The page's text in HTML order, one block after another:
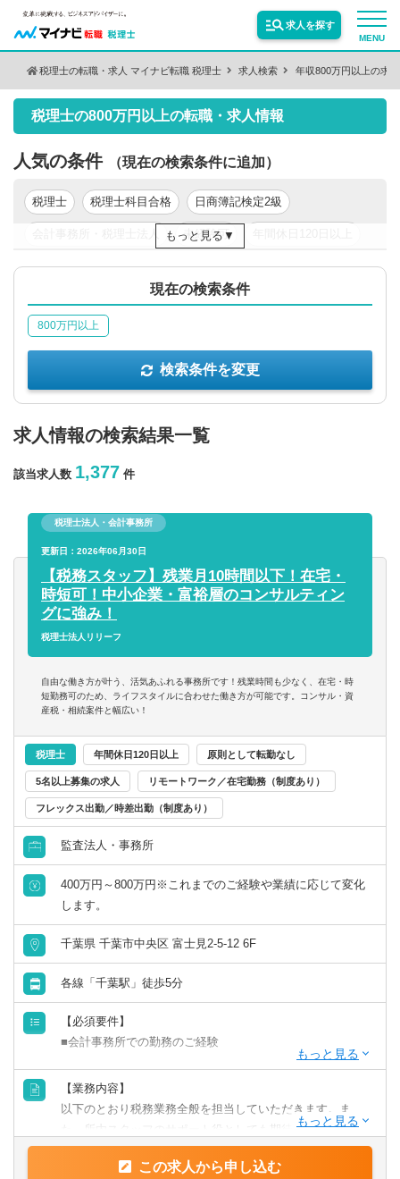
MENU
求人を探す
サービス紹介
転職お役立ち情報
業界情報
求人情報
税理士の転職・求人 マイナビ転職 税理士 求人検索 年収800万円以上の求人
税理士の800万円以上の転職・求人情報
人気の条件 （現在の検索条件に追加）
税理士 税理士科目合格 日商簿記検定2級
未経験可
新卒可 年収200万円以上 年収300万円以上
年収500万円以上
もっと見る
求人情報の検索結果一覧
該当求人数 1,377 件
税理士法人・会計事務所
更新日：2026年06月30日
【税務スタッフ】残業月10時間以下！在宅・
時短可！中小企業・富裕層のコンサルティン
グに強み！
税理士法人リリーフ
自由な働き方が叶う、活気あふれる事務所です！残業時間も少なく、在宅・時
短勤務可のため、ライフスタイルに合わせた働き方が可能です。コンサル・資
産税・相続案件と幅広い！
税理士 年間休日120日以上 原則として転勤なし
5名以上募集の求人 リモートワーク／在宅勤務（制度あり）
フレックス出勤／時差出勤（制度あり）
監査法人・事務所
400万円～800万円※これまでのご経験や業績に応じて変化
します。
千葉県 千葉市中央区 富士見2-5-12 6F
各線「千葉駅」徒歩5分
【必須要件】
■会計事務所での勤務のご経験
【歓迎要件】
■後輩指導（マネジメント）のご経験
■税理士科目合格/簿記等の資格をお持ちの方
【求める人物像】
【業務内容】
以下のとおり税務業務全般を担当していただきます。ま
た、所内スタッフのサポート役としても期待しておりま
す。
【具体的には】この求人から申し込む
現在の検索条件
800万円以上
検索条件を変更
保有資格 絞り込む
業種
従業員数
以上
フリーワード
企業名のみで検索
休日・働き方
リモートワーク／在宅勤務（制度あり）
年間休日120日以上
原則として転勤なし
フレックス出勤／時差出勤（制度あり）
募集・採用情報
未経験可
年収1000万円以上の求人